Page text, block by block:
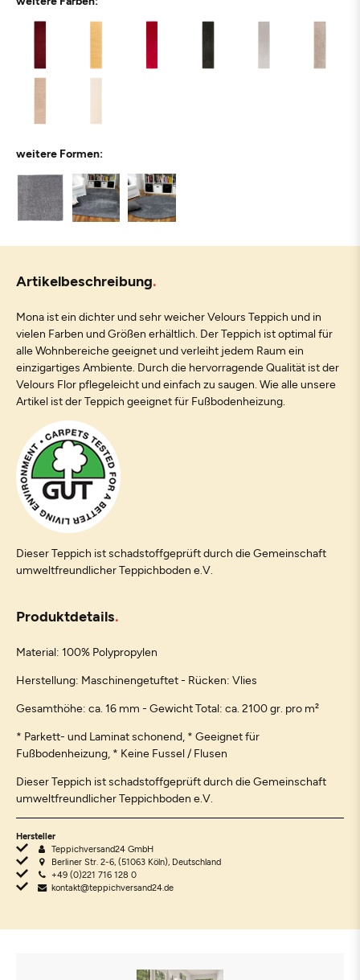
weitere Formen:
Artikelbeschreibung
Mona ist ein dichter und sehr weicher Velours Teppich und in
vielen Farben und Größen erhältlich. Der Teppich ist optimal für
alle Wohnbereiche geeignet und verleiht jedem Raum ein
einzigartiges Ambiente. Durch die hervorragende Qualität ist der
Velours Flor pflegeleicht und einfach zu saugen. Wie alle unsere
Artikel ist der Teppich geeignet für Fußbodenheizung.
Dieser Teppich ist schadstoffgeprüft durch die Gemeinschaft
umweltfreundlicher Teppichboden e.V.
Produktdetails
Material: 100% Polypropylen
Herstellung: Maschinengetuftet - Rücken: Vlies
Gesamthöhe: ca. 16 mm - Gewicht Total: ca. 2100 gr. pro m²
* Parkett- und Laminat schonend, * Geeignet für
Fußbodenheizung, * Keine Fussel / Flusen
Dieser Teppich ist schadstoffgeprüft durch die Gemeinschaft
umweltfreundlicher Teppichboden e.V.
Hersteller
Teppichversand24 GmbH
Berliner Str. 2-6, (51063 Köln), Deutschland
+49 (0)221 716 128 0
kontakt@teppichversand24.de